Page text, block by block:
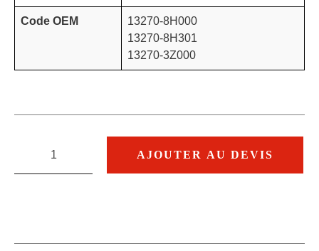
Code OEM
13270-8H000
13270-8H301
13270-3Z000
AJOUTER AU DEVIS